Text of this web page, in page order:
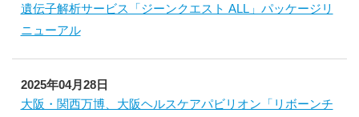
遺伝子解析サービス「ジーンクエスト ALL」パッケージリ
ニューアル
2025年04月28日
大阪・関西万博、大阪ヘルスケアパビリオン「リボーンチ